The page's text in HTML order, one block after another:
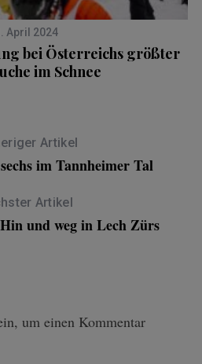
April 2024
bei Österreichs größter
im Schnee
Artikel
im Tannheimer Tal
Artikel
und weg in Lech Zürs
um einen Kommentar